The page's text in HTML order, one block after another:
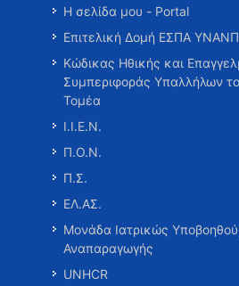
Η σελίδα μου - Portal
Επιτελική Δομή ΕΣΠΑ ΥΝΑΝΠ
Κώδικας Ηθικής και
Συμπεριφοράς Υπαλλήλων
Τομέα
Ι.Ι.Ε.Ν.
Π.Ο.Ν.
Π.Σ.
ΕΛ.ΑΣ.
Μονάδα Ιατρικώς
Αναπαραγωγής
UNHCR